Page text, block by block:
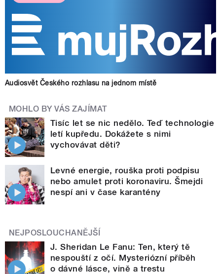
Audiosvět Českého rozhlasu na jednom místě
MOHLO BY VÁS ZAJÍMAT
Tisíc let se nic nedělo. Teď technologie
letí kupředu. Dokážete s nimi
vychovávat děti?
Levné energie, rouška proti podpisu
nebo amulet proti koronaviru. Šmejdi
nespí ani v čase karantény
NEJPOSLOUCHANĚJŠÍ
J. Sheridan Le Fanu: Ten, který tě
nespouští z očí. Mysteriózní příběh
o dávné lásce, vině a trestu